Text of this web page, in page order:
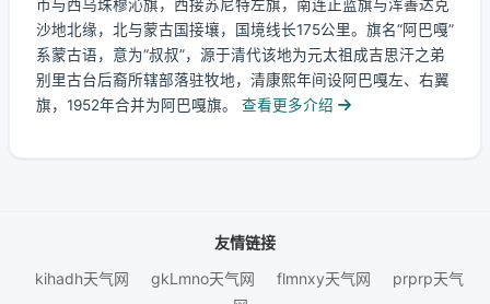
市与西乌珠穆沁旗，西接苏尼特左旗，南连正蓝旗与浑善达克
沙地北缘，北与蒙古国接壤，国境线长175公里。旗名“阿巴嘎”
系蒙古语，意为“叔叔”，源于清代该地为元太祖成吉思汗之弟
别里古台后裔所辖部落驻牧地，清康熙年间设阿巴嘎左、右翼
旗，1952年合并为阿巴嘎旗。
查看更多介绍
友情链接
kihadh天气网
gkLmno天气网 flmnxy天气网
prprp天气